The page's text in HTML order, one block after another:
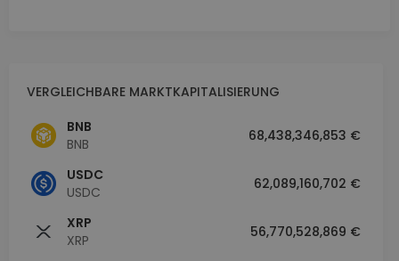
VERGLEICHBARE MARKTKAPITALISIERUNG
BNB
BNB
68,438,346,853 €
USDC
USDC
62,089,160,702 €
XRP
XRP
56,770,528,869 €